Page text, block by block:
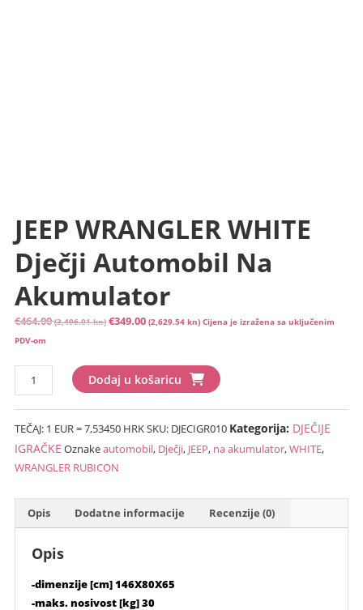
JEEP WRANGLER WHITE
Dječji Automobil Na
Akumulator
€464.00 (3,496.01 kn) Izvorna
je:
€464.00
(3,496.01
kn).
€349.00 (2,629.54 kn)Trenutna
€349.00
(2,629.54
kn).
Cijena je izražena sa uključenim
PDV-om
JEEP
WRANGLER
WHITE
dječji
automobil
na
Dodaj u košaricu
TEČAJ: 1 EUR = 7,53450 HRKSKU: DJECIGR010 Kategorija: DJEČIJE
IGRAČKE Oznakeautomobil, Dječji, JEEP, na akumulator,WHITE,
WRANGLER RUBICON
Opis Dodatne informacije Recenzije (0)
Opis
-dimenzije [cm] 146X80X65
-maks. nosivost [kg] 30